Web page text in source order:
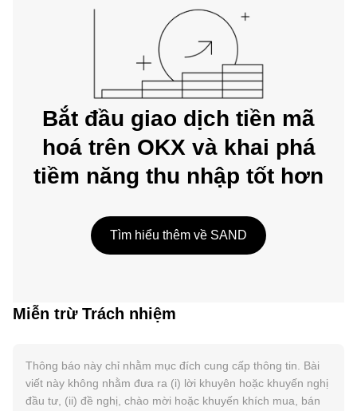
Bắt đầu giao dịch tiền mã
hoá trên OKX và khai phá
tiềm năng thu nhập tốt hơn
Tìm hiểu thêm về SAND
Miễn trừ Trách nhiệm
Thông báo này chỉ nhằm mục đích cung cấp thông tin. Bài
viết này không nhằm đưa ra (i) lời khuyên hoặc khuyến nghị
đầu tư, (ii) đề nghị, chào mời hoặc khuyến khích mua, bán